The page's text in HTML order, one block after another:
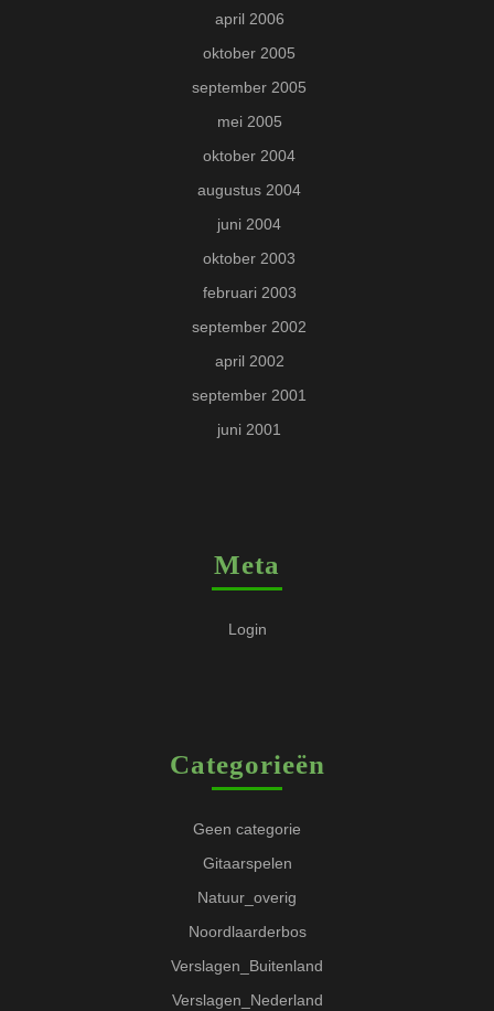
april 2006
oktober 2005
september 2005
mei 2005
oktober 2004
augustus 2004
juni 2004
oktober 2003
februari 2003
september 2002
april 2002
september 2001
juni 2001
Meta
Login
Categorieën
Geen categorie
Gitaarspelen
Natuur_overig
Noordlaarderbos
Verslagen_Buitenland
Verslagen_Nederland